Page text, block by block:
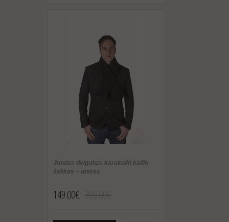
Juodas dvigubas karakulio kailio
šalikas – unisex
149.00€